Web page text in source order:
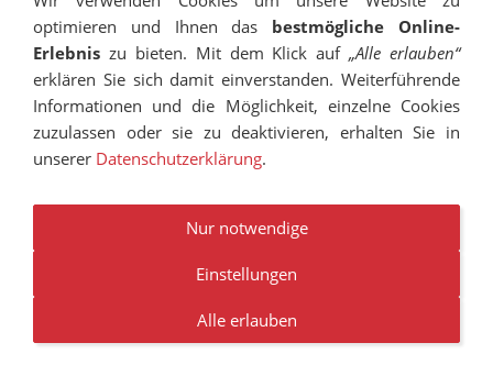
COOKIES
TRANSPARENZ
BESCHWERDEMANAGEMENT
NEWSLETTER STELLENANGEBOTE
© RUDOLF-HILDEBRAND-SCHULE MARKKLEEBERG 2001 -
2026
optimieren und Ihnen das bestmögliche Online-
Erlebnis zu bieten. Mit dem Klick auf„Alle erlauben“
erklären Sie sich damit einverstanden. Weiterführende
Informationen und die Möglichkeit, einzelne Cookies
zuzulassen oder sie zu deaktivieren, erhalten Sie in
unserer Datenschutzerklärung.
Nur notwendige
Einstellungen
Alle erlauben